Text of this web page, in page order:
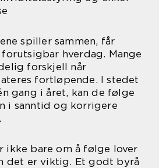
spiller sammen, får
hverdag. Mange
forskjell når
fortløpende. I stedet
gang i året, kan de følge
i sanntid og korrigere
ikke bare om å følge lover
det er viktig. Et godt byrå